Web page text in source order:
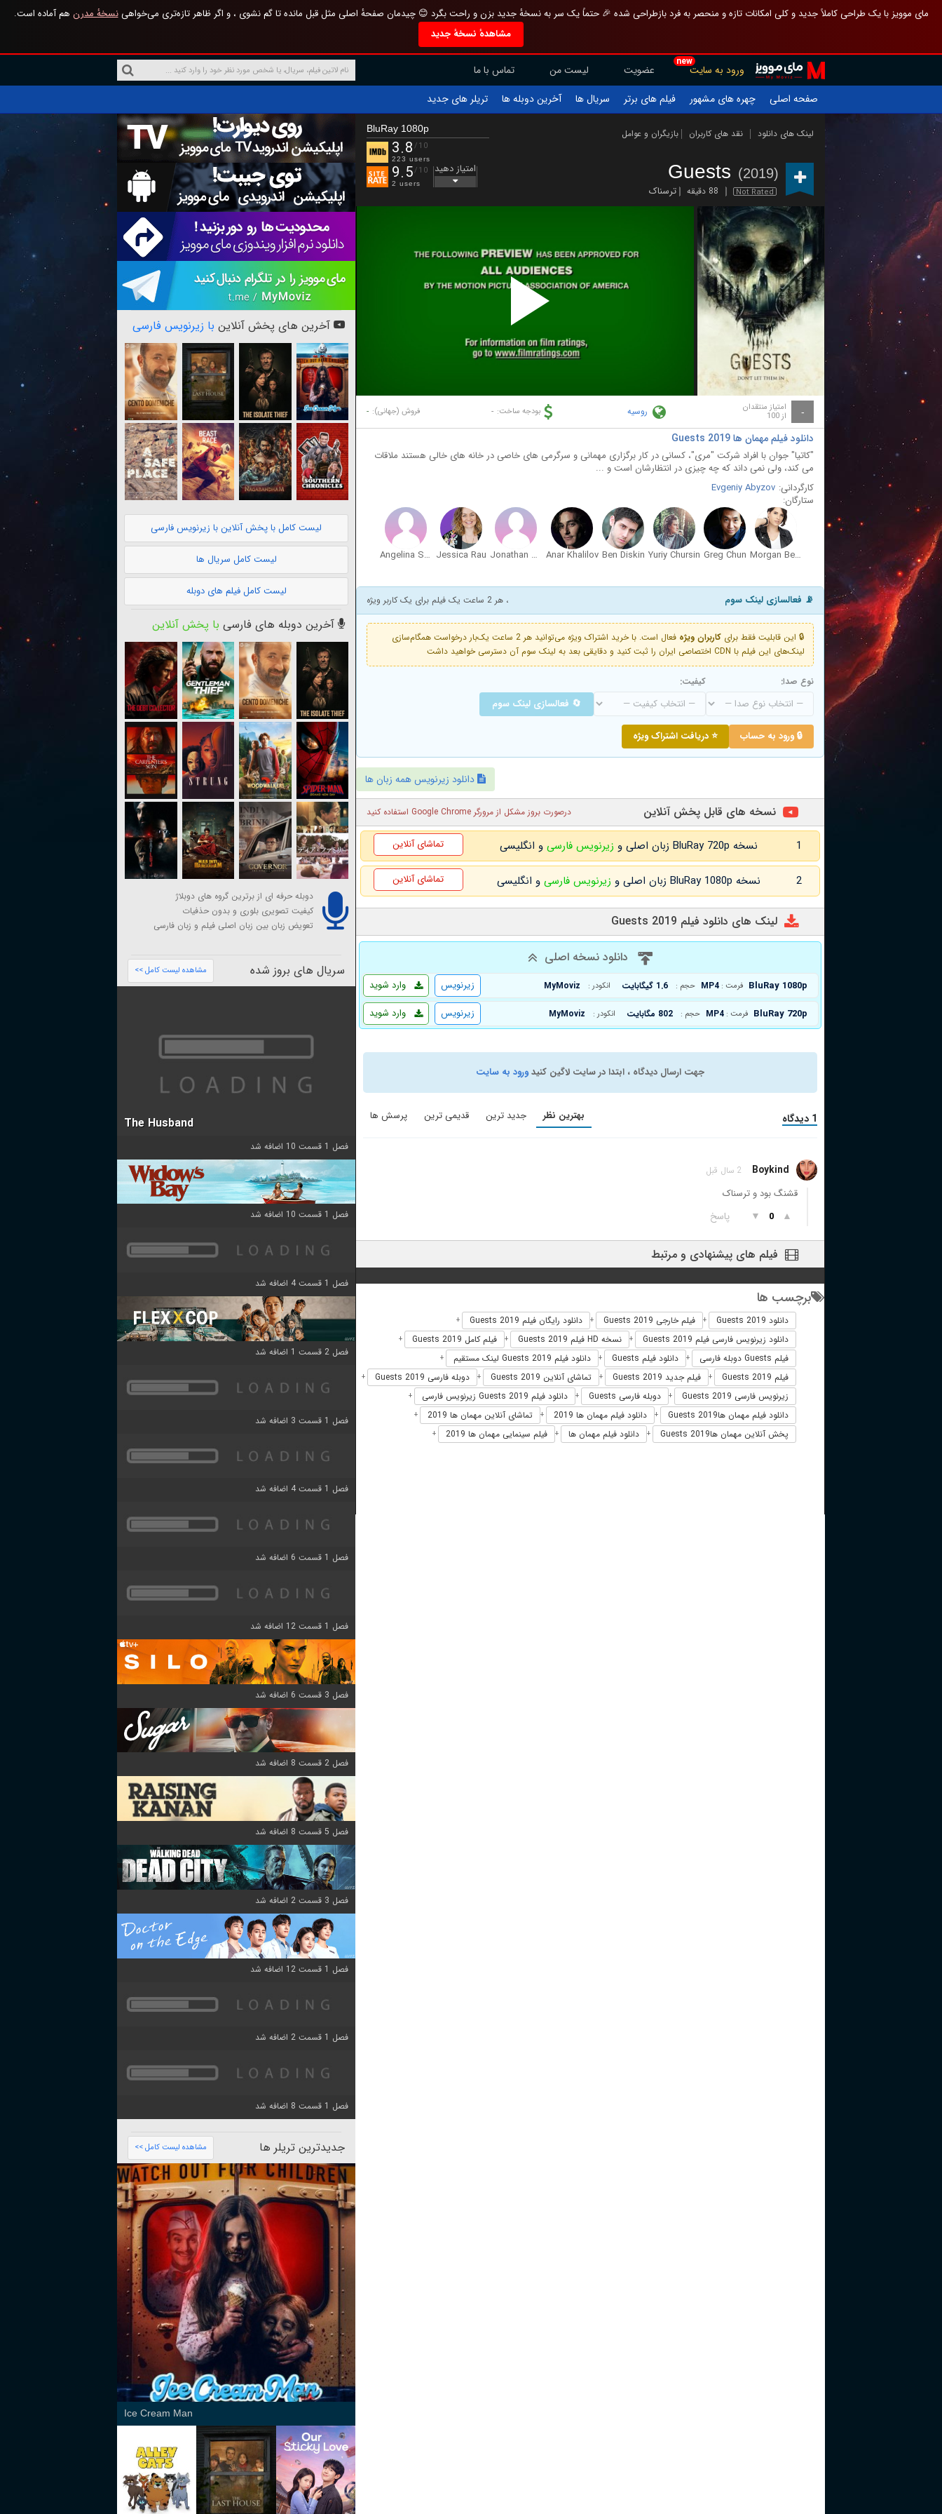
مای موویز با یک طراحی کاملاً جدید و کلی امکانات تازه و منحصر به فرد بازطراحی شده 🎉 حتماً یک سر به نسخهٔ جدید بزن و راحت بگرد 😊 چیدمان صفحهٔ اصلی مثل قبل مانده تا گم نشوی ، و اگر ظاهر تازه‌تری می‌خواهینسخهٔ مدرن هم آماده است.
مشاهدهٔ نسخهٔ جدید
new
ورود به سایت عضویت لیست من
تماس با ما
صفحه اصلی
چهره های مشهور فیلم های برتر سریال ها آخرین دوبله ها تریلر های جدید
لینک های دانلود نقد های کاربران بازیگران و عوامل
Guests (2019)
Not Rated 88 دقیقه ترسناک
BluRay 1080p
3.8 /10
223 users
9.5/10
2 users
امتیاز دهید
Play
Video
- امتیاز منتقدان
از 100 روسیه بودجه ساخت: - فروش (جهانی): -
دانلود فیلم مهمان ها Guests 2019
"كاتیا" جوان با افراد شرکت "مری"، كسانی در کار برگزاری مهمانی و سرگرمی های خاصی در خانه های خالی هستند ملاقات
می كند، ولی نمی داند که چه چیزی در انتظارشان است و ...
کارگردانی: Evgeniy Abyzov
ستارگان:
Morgan Berry
Greg Chun
Yuriy Chursin
Ben Diskin
Anar Khalilov
Jonathan Meza
Jessica Rau
Angelina Strechina
📡 فعالسازی لینک سوم ، هر 2 ساعت یک فیلم برای یک کاربر ویژه
🔒 این قابلیت فقط برای کاربران ویژه
فعال است. با خرید اشتراک ویژه می‌توانید هر 2 ساعت یک‌بار درخواست همگام‌سازی
لینک‌های این فیلم با CDN اختصاصی ایران را ثبت کنید و دقایقی بعد به لینک سوم آن دسترسی خواهید داشت
نوع صدا: کیفیت:
🔄 فعالسازی لینک سوم
🔒 ورود به حساب ⭐ دریافت اشتراک ویژه
دانلود زیرنویس همه زبان ها
نسخه های قابل پخش آنلاین درصورت بروز مشکل از مرورگر Google Chrome استفاده کنید
1 نسخه BluRay 720p زبان اصلی و زیرنویس فارسی و انگلیسی تماشای آنلاین
2 نسخه BluRay 1080p زبان اصلی و زیرنویس فارسی و انگلیسی تماشای آنلاین
لینک های دانلود فیلم Guests 2019
دانلود نسخه اصلی
BluRay 1080p فرمت : MP4 حجم : 1.6 گیگابایت انکودر : MyMoviz وارد شوید
زیرنویس
BluRay 720p فرمت : MP4 حجم : 802 مگابایت انکودر : MyMoviz وارد شوید زیرنویس
جهت ارسال دیدگاه ، ابتدا در سایت لاگین کنیدورود به سایت
1 دیدگاه بهترین نظر جدید ترین قدیمی ترین پرسش ها
Boykind 2 سال قبل
قشنگ بود و ترسناک
▲
0
▼ پاسخ
فیلم های پیشنهادی و مرتبط
برچسب ها
دانلود Guests 2019 + فیلم خارجی Guests 2019 + دانلود رایگان فیلم Guests 2019 +
دانلود زیرنویس فارسی فیلم Guests 2019 + نسخه HD فیلم Guests 2019 + فیلم کامل Guests 2019 +
فیلم Guests دوبله فارسی + دانلود فیلم Guests + دانلود فیلم Guests 2019 لینک مستقیم +
فیلم Guests 2019 + فیلم جدید Guests 2019 + تماشای آنلاین Guests 2019 + دوبله فارسی Guests 2019 +
زیرنویس فارسی Guests 2019 + دوبله فارسی Guests + دانلود فیلم Guests 2019 زیرنویس فارسی +
دانلود فیلم مهمان هاGuests 2019 + دانلود فیلم مهمان ها 2019 + تماشای آنلاین مهمان ها 2019 +
پخش آنلاین مهمان هاGuests 2019 + دانلود فیلم مهمان ها + فیلم سینمایی مهمان ها 2019 +
آخرین های پخش آنلاین با زیرنویس فارسی
لیست کامل با پخش آنلاین با زیرنویس فارسی
لیست کامل سریال ها
لیست کامل فیلم های دوبله
آخرین دوبله های فارسی با پخش آنلاین
دوبله حرفه ای از برترین گروه های دوبلاژ
کیفیت تصویری بلوری و بدون حذفیات
تعویض زبان بین زبان اصلی فیلم و زبان فارسی
سریال های بروز شده مشاهده لیست کامل >>
The Husband
فصل 1 قسمت 10 اضافه شد
فصل 1 قسمت 10 اضافه شد
فصل 1 قسمت 4 اضافه شد
فصل 2 قسمت 1 اضافه شد
فصل 1 قسمت 3 اضافه شد
فصل 1 قسمت 4 اضافه شد
فصل 1 قسمت 6 اضافه شد
فصل 1 قسمت 12 اضافه شد
فصل 3 قسمت 6 اضافه شد
فصل 2 قسمت 8 اضافه شد
فصل 5 قسمت 8 اضافه شد
فصل 3 قسمت 2 اضافه شد
فصل 1 قسمت 12 اضافه شد
فصل 1 قسمت 2 اضافه شد
فصل 1 قسمت 8 اضافه شد
جدیدترین تریلر ها مشاهده لیست کامل >>
Ice Cream Man